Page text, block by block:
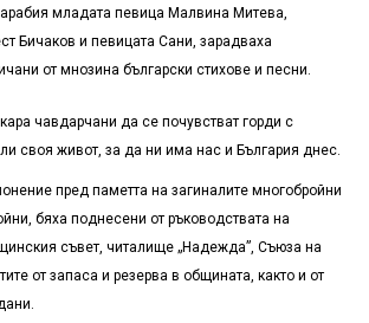
младата певица Малвина Митева,
Бичаков и певицата Сани, зарадваха
от мнозина български стихове и песни.
чавдарчани да се почувстват горди с
своя живот, за да ни има нас и България днес.
пред паметта на загиналите многобройни
бяха поднесени от ръководствата на
съвет, читалище „Надежда”, Съюза на
от запаса и резерва в общината, както и от